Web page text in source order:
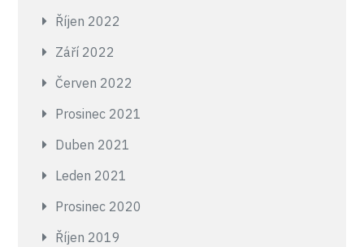
Říjen 2022
Září 2022
Červen 2022
Prosinec 2021
Duben 2021
Leden 2021
Prosinec 2020
Říjen 2019